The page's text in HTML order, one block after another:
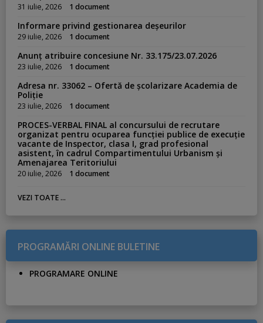
31 iulie, 2026 1 document
Informare privind gestionarea deșeurilor
29 iulie, 2026 1 document
Anunț atribuire concesiune Nr. 33.175/23.07.2026
23 iulie, 2026 1 document
Adresa nr. 33062 – Ofertă de școlarizare Academia de
Poliție
23 iulie, 2026 1 document
PROCES-VERBAL FINAL al concursului de recrutare
organizat pentru ocuparea funcției publice de execuție
vacante de Inspector, clasa I, grad profesional
asistent, în cadrul Compartimentului Urbanism și
Amenajarea Teritoriului
20 iulie, 2026 1 document
VEZI TOATE ...
PROGRAMĂRI ONLINE BULETINE
PROGRAMARE ONLINE